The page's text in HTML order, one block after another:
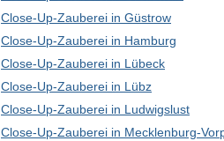
Close-Up-Zauberei in Güstrow
Close-Up-Zauberei in Hamburg
Close-Up-Zauberei in Lübeck
Close-Up-Zauberei in Lübz
Close-Up-Zauberei in Ludwigslust
Close-Up-Zauberei in Mecklenburg-